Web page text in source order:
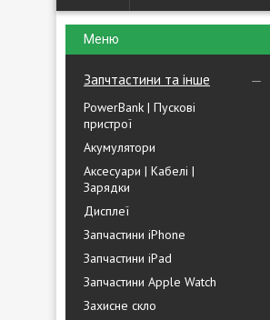
Запчтастини та інше
PowerBank | Пускові
пристрої
Акумулятори
Аксесуари | Кабелі |
Зарядки
Дисплеї
Запчастини iPhone
Запчастини iPad
Запчастини Apple Watch
Захисне скло